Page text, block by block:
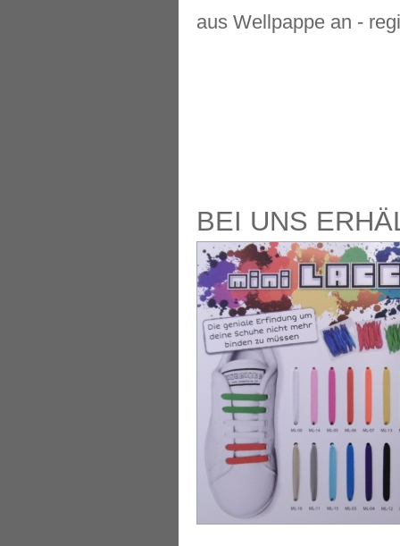
aus Wellpappe an -
BEI UNS